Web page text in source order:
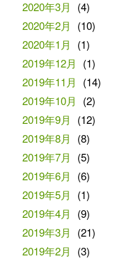
2020年3月
(4)
2020年2月
(10)
2020年1月
(1)
2019年12月
(1)
2019年11月
(14)
2019年10月
(2)
2019年9月
(12)
2019年8月
(8)
2019年7月
(5)
2019年6月
(6)
2019年5月
(1)
2019年4月
(9)
2019年3月
(21)
2019年2月
(3)